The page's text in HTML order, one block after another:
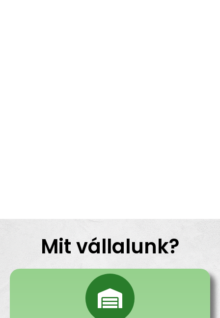
Mit vállalunk?